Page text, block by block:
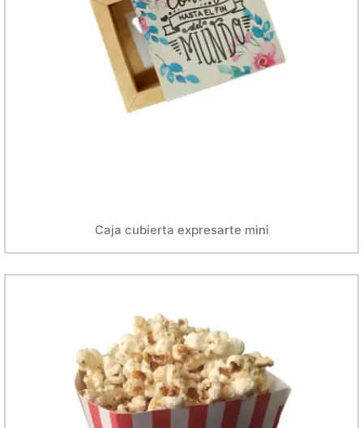
Caja cubierta expresarte mini